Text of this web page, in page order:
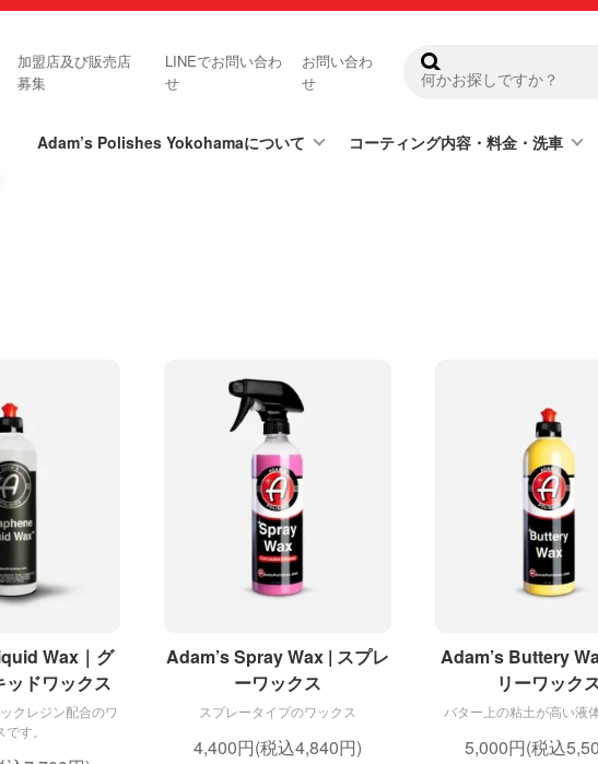
加盟店及び販売店
募集
LINEでお問い合わ
せ
お問い合わ
せ
Adam’s Polishes Yokohamaについて コーティング内容・料金・洗車
Wax｜グ
ッドワックス
クレジン配合のワ
す。
Adam’s Spray Wax | スプレ
ーワックス
スプレータイプのワックス
4,400円(税込4,840円)
Adam’s Buttery
リーワック
バター上の粘土が高い液
5,000円(税込